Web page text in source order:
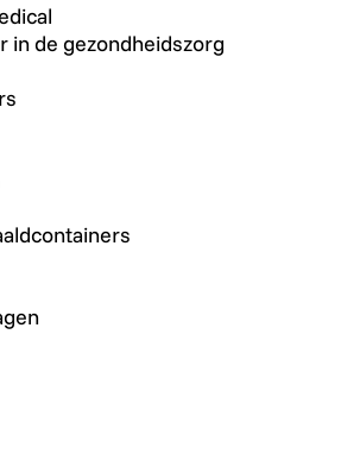
in de gezondheidszorg